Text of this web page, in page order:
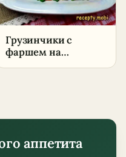
Грузинчики с
фаршем на
аппетита